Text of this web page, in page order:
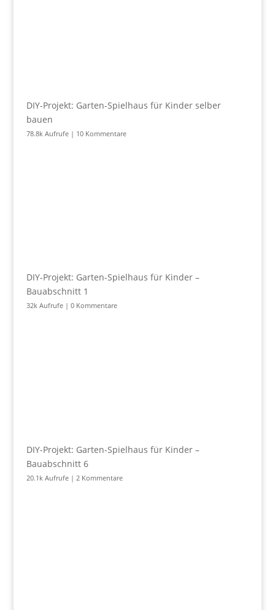
DIY-Projekt: Garten-Spielhaus für Kinder selber
bauen
78.8k Aufrufe| 10 Kommentare
DIY-Projekt: Garten-Spielhaus für Kinder –
Bauabschnitt 1
32k Aufrufe| 0 Kommentare
DIY-Projekt: Garten-Spielhaus für Kinder –
Bauabschnitt 6
20.1k Aufrufe| 2 Kommentare